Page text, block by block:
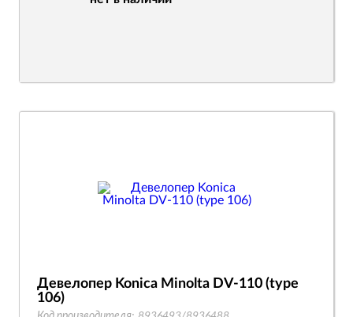
Девелопер Konica Minolta DV-110 (type
106)